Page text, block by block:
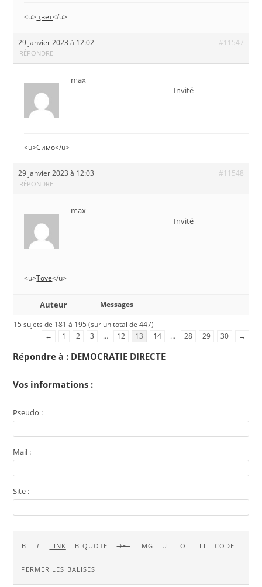
<u>цвет</u>
29 janvier 2023 à 12:02 #11547
RÉPONDRE
max
Invité
<u>Симо</u>
29 janvier 2023 à 12:03 #11548
RÉPONDRE
max
Invité
<u>Tove</u>
Auteur
Messages
15 sujets de 181 à 195 (sur un total de 447)
←
1 2 3 … 12 13 14 … 28 29 30 →
Répondre à : DEMOCRATIE DIRECTE
Vos informations :
Pseudo :
Mail :
Site :